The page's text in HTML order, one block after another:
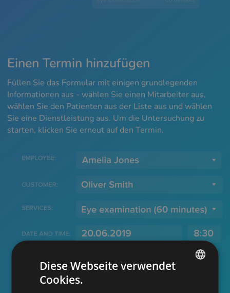
Einen Termin hinzufügen
Füllen Sie das Formular mit einigen grundlegenden
Informationen aus - wählen Sie einen Mitarbeiter aus,
wählen Sie den Patienten aus der Liste aus und wählen
Sie eine Dienstleistung aus. Um die Untersuchung zu
starten, klicken Sie erneut auf den Termin.
Diese Webseite verwendet
Cookies.